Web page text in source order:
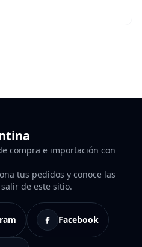
compra e importación con
tus pedidos y conoce las
de este sitio.
Facebook